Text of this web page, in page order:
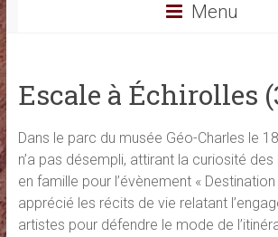
Menu
Escale à Échirolles
Dans le parc du musée Géo-Charles le
n’a pas désempli, attirant la curiosité
en famille pour l’évènement «
apprécié les récits de vie relatant
artistes pour défendre le mode de